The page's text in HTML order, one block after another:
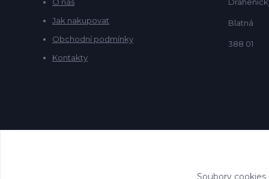
Jak nakupovat
Obchodní podmínky
Kontakty
Blatná
388 01
Soubory